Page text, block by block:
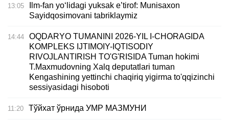
13:05
Ilm-fan yo‘lidagi yuksak e’tirof: Munisaxon
Sayidqosimovani tabriklaymiz
14:44
OQDARYO TUMANINI 2026-YIL I-CHORAGIDA
KOMPLEKS IJTIMOIY-IQTISODIY
RIVOJLANTIRISH TO'G'RISIDA Tuman hokimi
T.Maxmudovning Xalq deputatlari tuman
Kengashining yettinchi chaqiriq yigirma to'qqizinchi
sessiyasidagi hisoboti
11:20 Тўйхат ўрнида УМР МАЗМУНИ